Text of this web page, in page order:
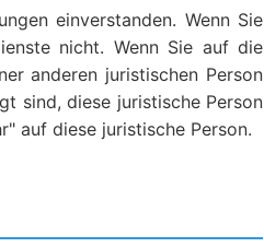
einverstanden. Wenn Sie
nicht. Wenn Sie auf die
anderen juristischen Person
sind, diese juristische Person
auf diese juristische Person.